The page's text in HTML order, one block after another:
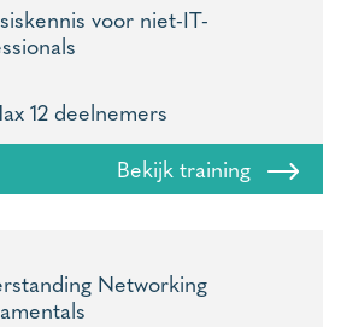
voor niet-IT-
12 deelnemers
Bekijk training
Networking